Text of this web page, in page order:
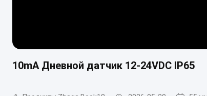
10mA Дневной датчик 12-24VDC IP65